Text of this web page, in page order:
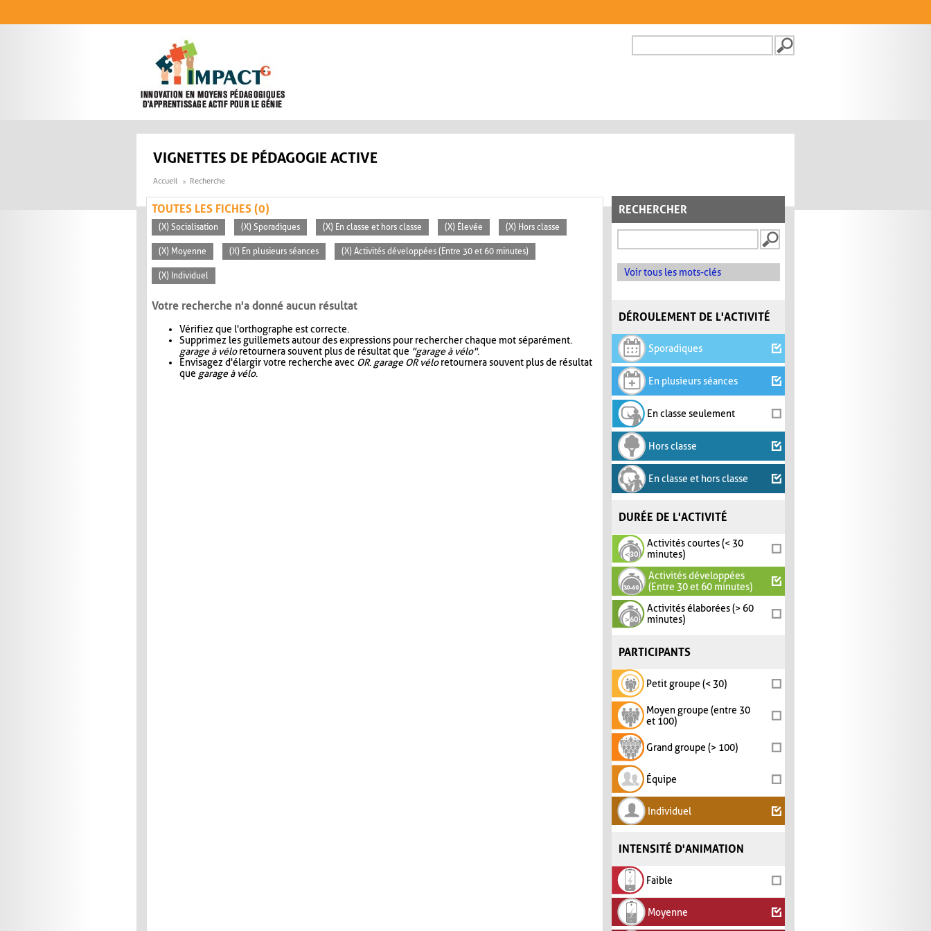
FORMULAIRE DE
VIGNETTES DE PÉDAGOGIE ACTIVE
Accueil Recherche
RECHERCHER
Voir tous les mots-clés
DÉROULEMENT DE L'ACTIVITÉ
Sporadiques
En plusieurs séances
En classe seulement
Hors classe
En classe et hors classe
DURÉE DE L'ACTIVITÉ
Activités courtes (< 30
minutes)
Activités développées
(Entre 30 et 60 minutes)
Activités élaborées (> 60
minutes)
PARTICIPANTS
Petit groupe (< 30)
Moyen groupe (entre 30
et 100)
Grand groupe (> 100)
Équipe
Individuel
INTENSITÉ D'ANIMATION
Faible
Moyenne
TOUTES LES FICHES (0)
(X) Socialisation (X) Sporadiques (X) En classe et hors classe (X) Élevée (X) Hors classe
(X) Moyenne (X) En plusieurs séances (X) Activités développées (Entre 30 et 60 minutes)
(X) Individuel
Votre recherche n'a donné aucun résultat
Vérifiez que l'orthographe est correcte.
Supprimez les guillemets autour des expressions pour rechercher chaque mot séparément.
garage à véloretournera souvent plus de résultat que "garage à vélo".
Envisagez d'élargir votre recherche avec OR. garage OR véloretournera souvent plus de résultat
que garage à vélo.